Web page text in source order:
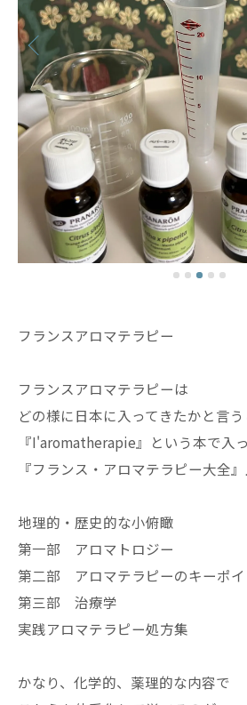
フランスアロマテラピー
フランスアロマテラピーは
どの様に日本に入ってきたかと言う
『I'aromatherapie』という本で入
『フランス・アロマテラピー大全
地理的・歴史的な小俯瞰
第一部 アロマトロジー
第二部 アロマテラピーのキーポイ
第三部 治療学
実践アロマテラピー処方集
かなり、化学的、薬理的な内容で